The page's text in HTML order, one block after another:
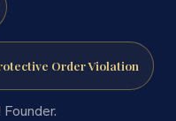
Order Violation